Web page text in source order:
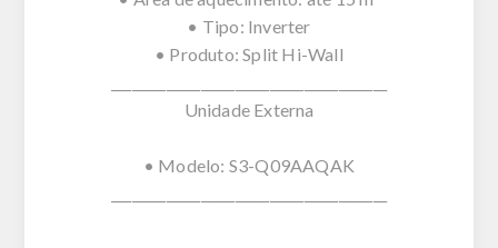
• Tipo: Inverter
• Produto: Split Hi-Wall
Unidade Externa
• Modelo: S3-Q09AAQAK